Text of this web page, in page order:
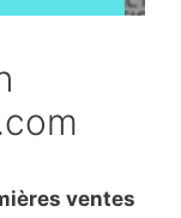
ventes